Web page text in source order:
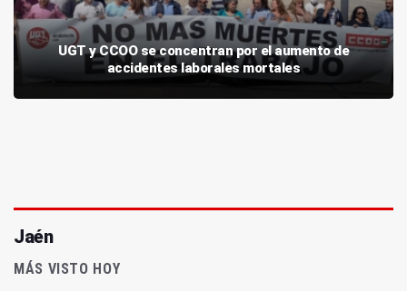
UGT y CCOO se concentran por el aumento de
accidentes laborales mortales
Jaén
MÁS VISTO HOY